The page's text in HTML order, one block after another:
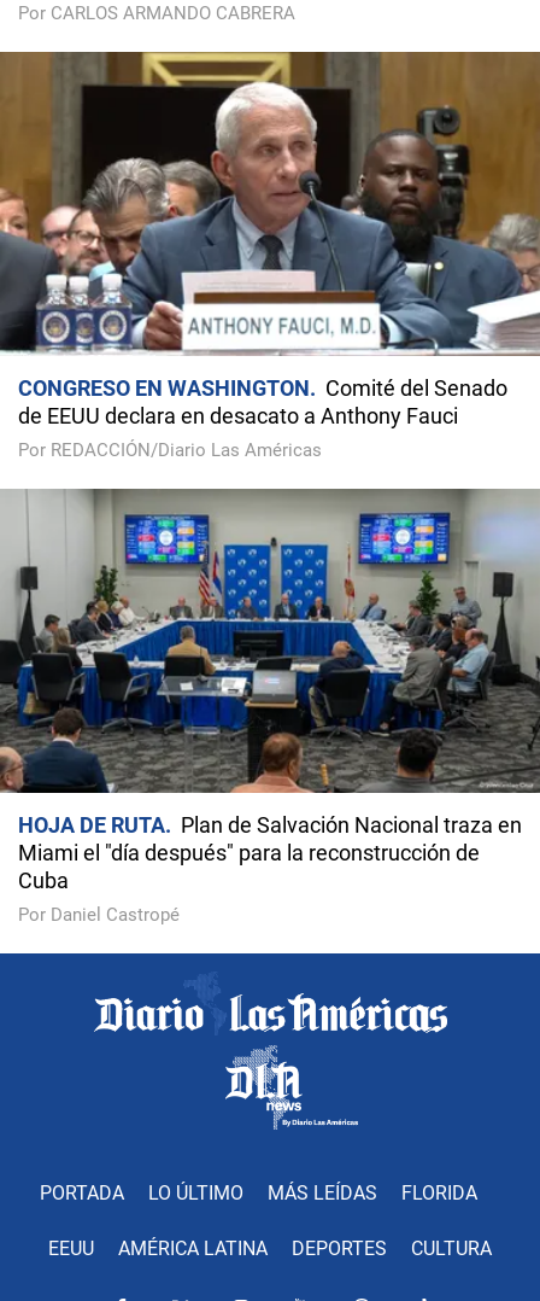
Por CARLOS ARMANDO CABRERA
CONGRESO EN WASHINGTON
Comité del Senado
de EEUU declara en desacato a Anthony Fauci
Por REDACCIÓN/Diario Las Américas
HOJA DE RUTA
Plan de Salvación Nacional traza en
Miami el "día después" para la reconstrucción de
Cuba
Por Daniel Castropé
PORTADA LO ÚLTIMO MÁS LEÍDAS FLORIDA
EEUU AMÉRICA LATINA DEPORTES CULTURA